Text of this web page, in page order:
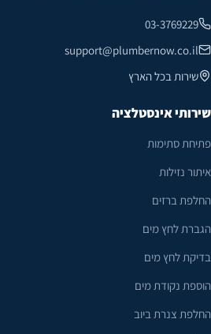
03-3769229
support@plumbernow.co.il
שירות בכל הארץ
שירותי אינסטלציה
פתיחת סתימות
איתור נזילות
החלפת ברזים
הגברת לחץ מים
בדיקת לחץ מים
הוספת נקודת מים
החלפת צנרת ביוב